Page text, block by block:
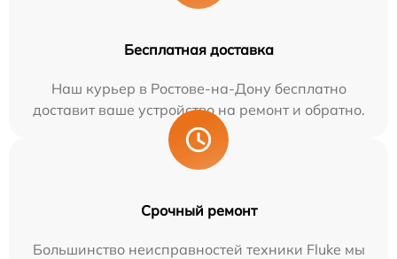
Бесплатная доставка
Наш курьер в Ростове-на-Дону бесплатно
доставит ваше устройство на ремонт и обратно.
Срочный ремонт
Большинство неисправностей техники Fluke мы